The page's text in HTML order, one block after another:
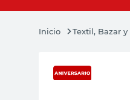
Textil, Bazar y